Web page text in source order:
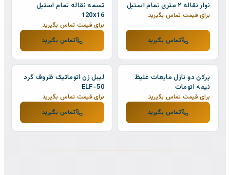
نوار نقاله ۲ متری تمام استیل
برای قیمت تماس بگیرید
تماس بگیرید
تسمه نقاله تمام استیل
120x16
برای قیمت تماس بگیرید
تماس بگیرید
پرکن دو نازل مایعات غلیظ
نیمه اتومات
برای قیمت تماس بگیرید
تماس بگیرید
لیبل زن اتوماتیک ظروف گرد
ELF-50
برای قیمت تماس بگیرید
تماس بگیرید